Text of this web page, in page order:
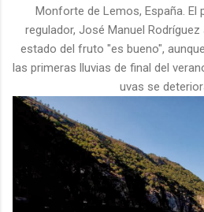
Monforte de Lemos, España. El
regulador, José Manuel
estado del fruto "es bueno",
las primeras lluvias de final del
uvas se